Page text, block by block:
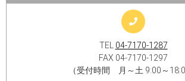
TEL 04-7170-1287
FAX 04-7170-1297
（受付時間 月～土 9:00～